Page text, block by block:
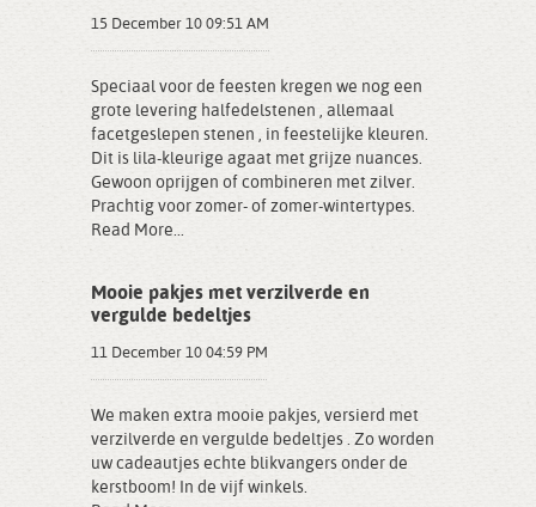
15 December 10 09:51 AM
Speciaal voor de feesten kregen we nog een
grote levering halfedelstenen , allemaal
facetgeslepen stenen , in feestelijke kleuren.
Dit is lila-kleurige agaat met grijze nuances.
Gewoon oprijgen of combineren met zilver.
Prachtig voor zomer- of zomer-wintertypes.
Read More...
Mooie pakjes met verzilverde en
vergulde bedeltjes
11 December 10 04:59 PM
We maken extra mooie pakjes, versierd met
verzilverde en vergulde bedeltjes . Zo worden
uw cadeautjes echte blikvangers onder de
kerstboom! In de vijf winkels.